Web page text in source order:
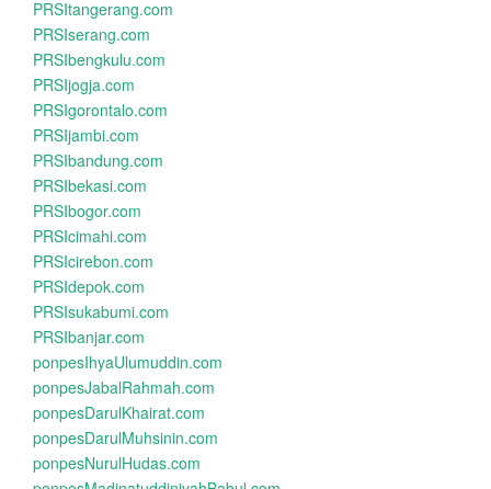
PRSItangerang.com
PRSIserang.com
PRSIbengkulu.com
PRSIjogja.com
PRSIgorontalo.com
PRSIjambi.com
PRSIbandung.com
PRSIbekasi.com
PRSIbogor.com
PRSIcimahi.com
PRSIcirebon.com
PRSIdepok.com
PRSIsukabumi.com
PRSIbanjar.com
ponpesIhyaUlumuddin.com
ponpesJabalRahmah.com
ponpesDarulKhairat.com
ponpesDarulMuhsinin.com
ponpesNurulHudas.com